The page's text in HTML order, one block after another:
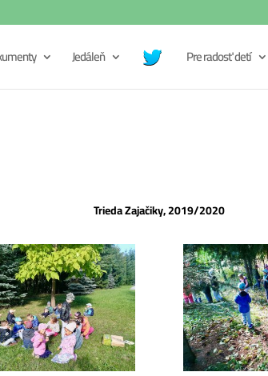
Jedáleň Pre radosť detí
Trieda Zajačiky, 2019/2020